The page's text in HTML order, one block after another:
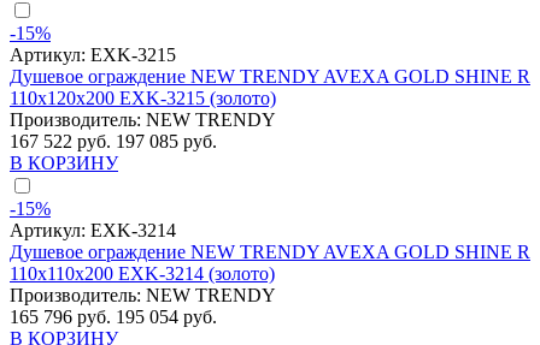
-15%
Артикул: EXK-3215
Душевое ограждение NEW TRENDY AVEXA GOLD SHINE R
110x120x200 EXK-3215 (золото)
Производитель: NEW TRENDY
167 522 руб. 197 085 руб.
В КОРЗИНУ
-15%
Артикул: EXK-3214
Душевое ограждение NEW TRENDY AVEXA GOLD SHINE R
110x110x200 EXK-3214 (золото)
Производитель: NEW TRENDY
165 796 руб. 195 054 руб.
В КОРЗИНУ